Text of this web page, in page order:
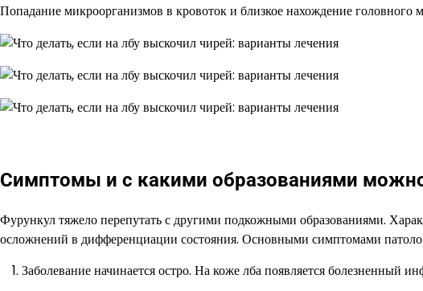
Попадание микроорганизмов в кровоток и близкое нахождение головного
Симптомы и с какими образованиями
Фурункул тяжело перепутать с другими подкожными образованиями.
осложнений в дифференциации состояния. Основными симптомами
Заболевание начинается остро. На коже лба появляется болезненный